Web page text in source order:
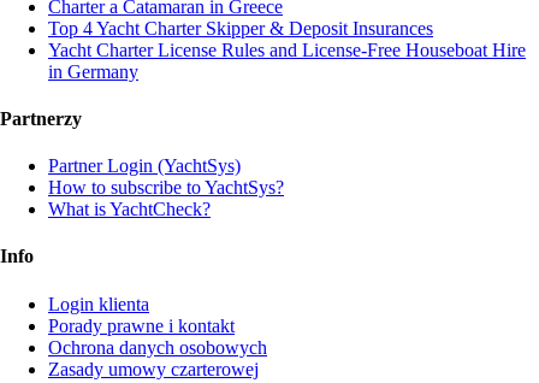
Charter a Catamaran in Greece
Top 4 Yacht Charter Skipper & Deposit Insurances
Yacht Charter License Rules and License-Free Houseboat Hire
in Germany
Partnerzy
Partner Login (YachtSys)
How to subscribe to YachtSys?
What is YachtCheck?
Info
Login klienta
Porady prawne i kontakt
Ochrona danych osobowych
Zasady umowy czarterowej